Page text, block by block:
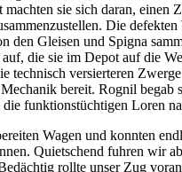
sie sich daran, einen
Die defekten
den Gleisen und Spigna
die sie im Depot auf die
technisch versierteren
bereit. Rognil begab
funktionstüchtigen Loren
Wagen und konnten
Quietschend fuhren wir
rollte unser Zug